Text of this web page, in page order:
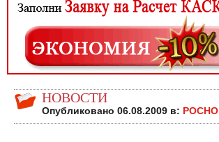
НОВОСТИ
Опубликовано 06.08.2009 в: РОСНО